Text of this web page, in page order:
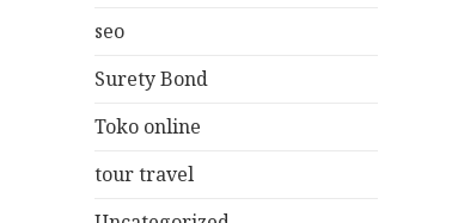
seo
Surety Bond
Toko online
tour travel